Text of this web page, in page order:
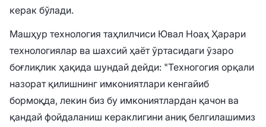
керак бўлади.
Машҳур технология таҳлилчиси Ювал Ноаҳ Ҳарари
технологиялар ва шахсий ҳаёт ўртасидаги ўзаро
боғлиқлик ҳақида шундай дейди: "Техногогия орқали
назорат қилишнинг имкониятлари кенгайиб
бормоқда, лекин биз бу имкониятлардан қачон ва
қандай фойдаланиш кераклигини аниқ белгилашимиз